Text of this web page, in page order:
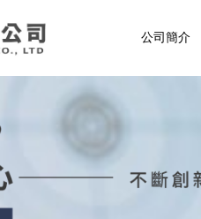
公司簡介